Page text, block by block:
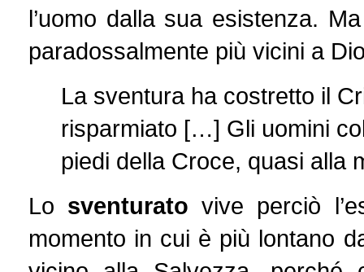
l’uomo dalla sua esistenza.
paradossalmente più vicini a
La sventura ha costretto il
risparmiato […] Gli uomini
piedi della Croce, quasi alla
Lo sventurato vive perciò
momento in cui è più lontano